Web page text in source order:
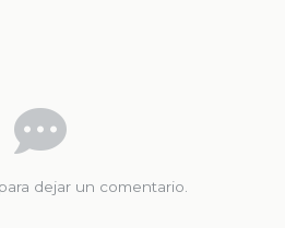
para dejar un comentario.